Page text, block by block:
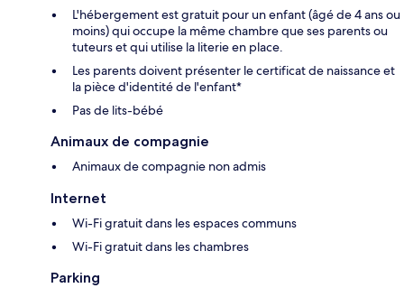
L'hébergement est gratuit pour un enfant (âgé de 4 ans ou
moins) qui occupe la même chambre que ses parents ou
tuteurs et qui utilise la literie en place.
Les parents doivent présenter le certificat de naissance et
la pièce d'identité de l'enfant*
Pas de lits-bébé
Animaux de compagnie
Animaux de compagnie non admis
Internet
Wi-Fi gratuit dans les espaces communs
Wi-Fi gratuit dans les chambres
Parking